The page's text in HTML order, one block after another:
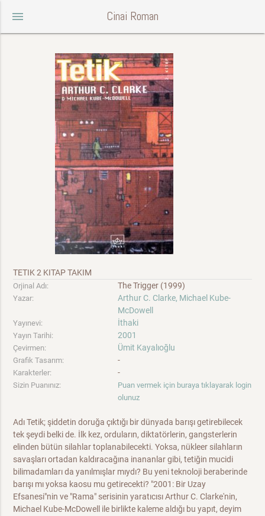
menu Cinai Roman
TETIK 2 KITAP TAKIM
Orjinal Adı: The Trigger (1999)
Yazar:
Arthur C. Clarke, Michael Kube-
McDowell
Yayınevi: İthaki
Yayın Tarihi: 2001
Çevirmen: Ümit Kayalıoğlu
Grafik Tasarım: -
Karakterler: -
Sizin Puanınız:
Puan vermek için buraya tıklayarak login
olunuz
Adı Tetik; şiddetin doruğa çıktığı bir dünyada barışı getirebilecek
tek şeydi belki de. İlk kez, orduların, diktatörlerin, gangsterlerin
elinden bütün silahlar toplanabilecekti. Yoksa, nükleer silahların
savaşları ortadan kaldıracağına inananlar gibi, tetiğin mucidi
bilimadamları da yanılmışlar mıydı? Bu yeni teknoloji beraberinde
barışı mı yoksa kaosu mu getirecekti? "2001: Bir Uzay
Efsanesi"nin ve "Rama" serisinin yaratıcısı Arthur C. Clarke'nin,
Michael Kube-McDowell ile birlikte kaleme aldığı bu yapıt, deyim